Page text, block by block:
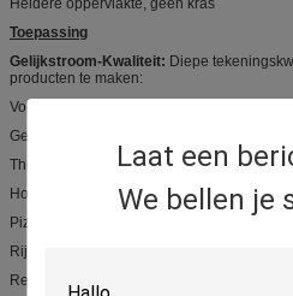
Laat een
We bellen je
Heldere oppervlakte, geen kras
Toepassing
Gelijkstroom-Kwaliteit: Diepe
producten te maken:
Voorraadpotten
Gebraden gerechtpannen
Theeketels
Hogedrukpannen
Pizzapannen
Rijstkooktoestel
Restaurant cookware